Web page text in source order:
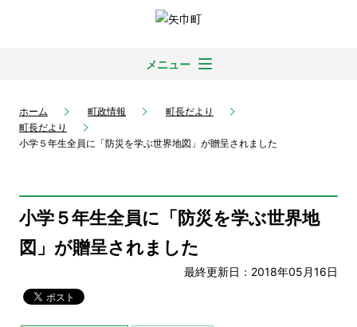
メニュー
ホーム 町政情報
町長だより
町長だより
小学５年生全員に「防災を学ぶ世界地図」が贈呈されました
小学５年生全員に「防災を学ぶ世界地
図」が贈呈されました
最終更新日：2018年05月16日